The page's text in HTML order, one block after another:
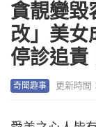
貪靚變毀
改」美女
停診追責
奇聞趣事 更新時間